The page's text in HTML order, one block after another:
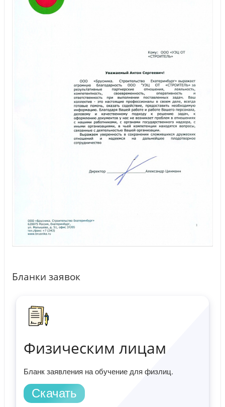
Бланки заявок
Физическим лицам
Бланк заявления на обучение для физлиц.
Скачать